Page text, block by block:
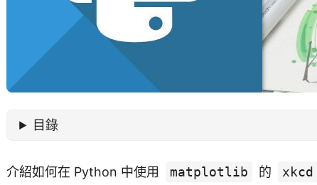
目錄
介紹如何在 Python 中使用 matplotlib 的 xkcd